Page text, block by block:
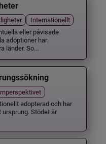
Internationellt
eller påvisade
adoptioner har
länder. So...
adopterad och har
Stödet är